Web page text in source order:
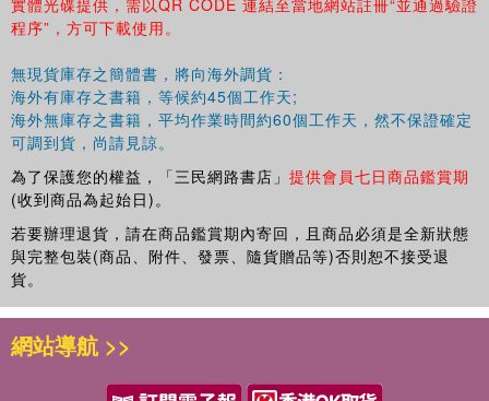
程序”，方可下載使用。
無現貨庫存之簡體書，將向海外調貨：
海外有庫存之書籍，等候約45個工作天;
海外無庫存之書籍，平均作業時間約60個工作天，然不保證確定
可調到貨，尚請見諒。
為了保護您的權益，「三民網路書店」 提供會員七日商品鑑賞期
(收到商品為起始日)。
若要辦理退貨，請在商品鑑賞期內寄回，且商品必須是全新狀態
與完整包裝(商品、附件、發票、隨貨贈品等)否則恕不接受退
貨。
網站導航 >>